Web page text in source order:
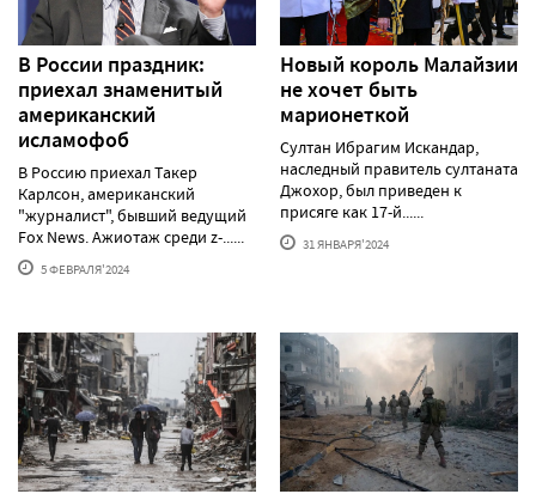
В России праздник:
приехал знаменитый
американский
исламофоб
В Россию приехал Такер
Карлсон, американский
"журналист", бывший ведущий
Fox News. Ажиотаж среди z-......
5 ФЕВРАЛЯ'2024
Новый король Малайзии
не хочет быть
марионеткой
Султан Ибрагим Искандар,
наследный правитель султаната
Джохор, был приведен к
присяге как 17-й......
31 ЯНВАРЯ'2024